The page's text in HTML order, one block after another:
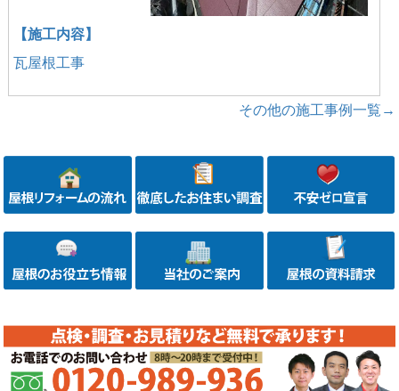
【施工内容】
瓦屋根工事
その他の施工事例一覧→